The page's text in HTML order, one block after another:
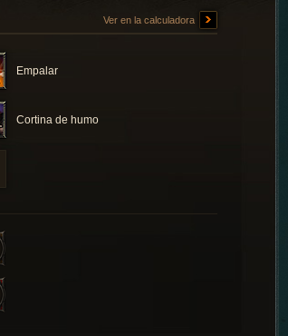
Ver en la calculadora
Empalar
Cortina de humo